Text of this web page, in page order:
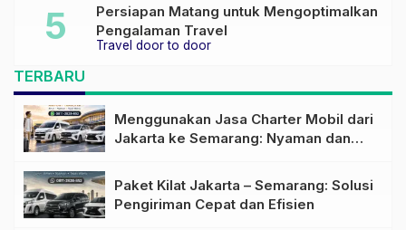
Travel door to door
Persiapan Matang untuk Mengoptimalkan
Pengalaman Travel
TERBARU
Menggunakan Jasa Charter Mobil dari
Jakarta ke Semarang: Nyaman dan
Paket Kilat Jakarta – Semarang: Solusi
Pengiriman Cepat dan Efisien